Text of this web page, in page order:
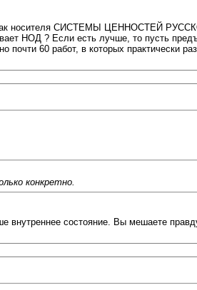
как носителя СИСТЕМЫ ЦЕННОСТЕЙ
? Если есть лучше, то пусть
60 работ, в которых практически
конкретно.
внутреннее состояние. Вы мешаете